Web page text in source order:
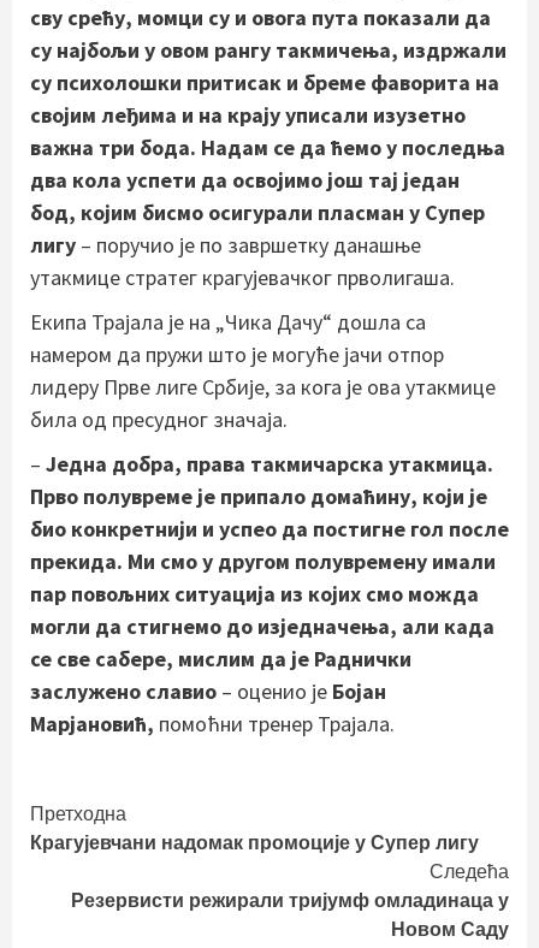
сву срећу, момци су и овога пута показали да
су најбољи у овом рангу такмичења, издржали
су психолошки притисак и бреме фаворита на
својим леђима и на крају уписали изузетно
важна три бода. Надам се да ћемо у последња
два кола успети да освојимо још тај један
бод, којим бисмо осигурали пласман у Супер
лигу – поручио је по завршетку данашње
утакмице стратег крагујевачког прволигаша.
Екипа Трајала је на „Чика Дачу“ дошла са
намером да пружи што је могуће јачи отпор
лидеру Прве лиге Србије, за кога је ова утакмице
била од пресудног значаја.
– Једна добра, права такмичарска утакмица.
Прво полувреме је припало домаћину, који је
био конкретнији и успео да постигне гол после
прекида. Ми смо у другом полувремену имали
пар повољних ситуација из којих смо можда
могли да стигнемо до изједначења, али када
се све сабере, мислим да је Раднички
заслужено славио – оценио је Бојан
Марјановић, помоћни тренер Трајала.
Continue
Reading
Претходна
Крагујевчани надомак промоције у Супер лигу
Следећа
Резервисти режирали тријумф омладинаца у
Новом Саду